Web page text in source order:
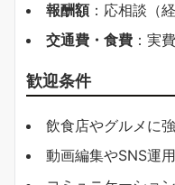
報酬額：応相談（
交通費・食費 ：実
歓迎条件
飲食店やグルメに
動画編集やSNS運